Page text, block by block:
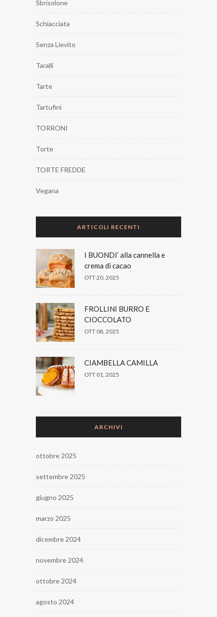
Sbrisolone
Schiacciata
Senza Lievito
Taralli
Tarte
Tartufini
TORRONI
Torte
TORTE FREDDE
Vegana
ARTICOLI RECENTI
I BUONDI’ alla cannella e
crema di cacao
OTT 20, 2025
FROLLINI BURRO E
CIOCCOLATO
OTT 08, 2025
CIAMBELLA CAMILLA
OTT 01, 2025
ARCHIVI
ottobre 2025
settembre 2025
giugno 2025
marzo 2025
dicembre 2024
novembre 2024
ottobre 2024
agosto 2024